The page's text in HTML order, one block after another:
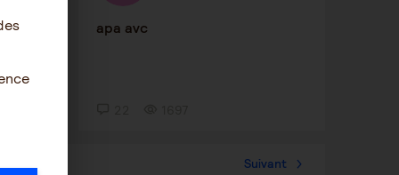
apa avc
Suivant